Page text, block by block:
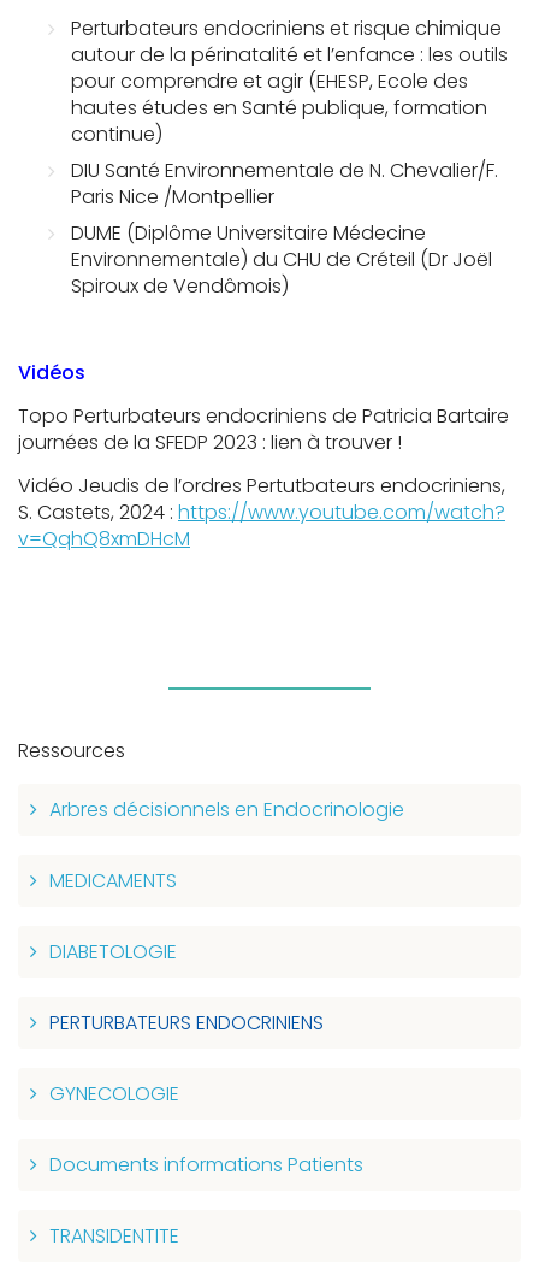
Perturbateurs endocriniens et risque chimique
autour de la périnatalité et l’enfance : les outils
pour comprendre et agir (EHESP, Ecole des
hautes études en Santé publique, formation
continue)
DIU Santé Environnementale de N. Chevalier/F.
Paris Nice /Montpellier
DUME (Diplôme Universitaire Médecine
Environnementale) du CHU de Créteil (Dr Joël
Spiroux de Vendômois)
Vidéos
Topo Perturbateurs endocriniens de Patricia Bartaire
journées de la SFEDP 2023 : lien à trouver !
Vidéo Jeudis de l’ordres Pertutbateurs endocriniens,
S. Castets, 2024 : https://www.youtube.com/watch?
v=QqhQ8xmDHcM
Ressources
Arbres décisionnels en Endocrinologie
MEDICAMENTS
DIABETOLOGIE
PERTURBATEURS ENDOCRINIENS
GYNECOLOGIE
Documents informations Patients
TRANSIDENTITE